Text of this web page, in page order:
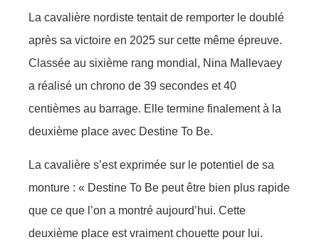
La cavalière nordiste tentait de remporter le doublé
après sa victoire en 2025 sur cette même épreuve.
Classée au sixième rang mondial, Nina Mallevaey
a réalisé un chrono de 39 secondes et 40
centièmes au barrage. Elle termine finalement à la
deuxième place avec Destine To Be.
La cavalière s’est exprimée sur le potentiel de sa
monture : « Destine To Be peut être bien plus rapide
que ce que l’on a montré aujourd’hui. Cette
deuxième place est vraiment chouette pour lui.